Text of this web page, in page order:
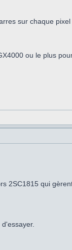
sur chaque pixel
ou le plus
2SC1815 qui